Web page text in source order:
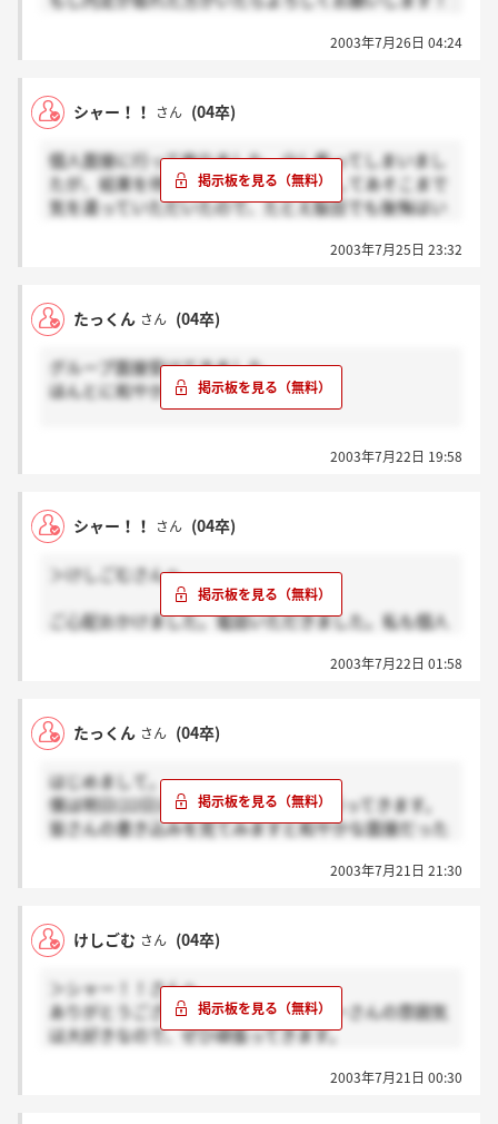
2003年7月26日 04:24
シャー！！ さん (04卒)
個人面接に行って参りました。少し焦ってしまいまし
たが、結果を待つのみです。学生に対してあそこまで
気を遣っていただいたので、たとえ駄目でも後悔はい
2003年7月25日 23:32
たっくん さん (04卒)
グループ面接受けてきました。
ほんとに和やかな雰囲気でした。
2003年7月22日 19:58
シャー！！ さん (04卒)
＞けしごむさんへ
ご心配おかけました。電話いただきました。私も個人
はいったいどんな具合なんでしょう？とにかく頑張る
えるよう頑張りましょう！！！
2003年7月22日 01:58
たっくん さん (04卒)
はじめまして。
僕は明日(22日)にグループ面接受けに行ってきます。
皆さんの書き込みを見てみますと和やかな面接だった
ぜひ入社したいと思ってる会社なので頑張ってきま
＞シャー！！さんへ
僕の携帯には2回電話来ましたがどちらも非通知での
電話でした。
ちなみに2回目は今日の夜かかってきました。祝日な
2003年7月21日 21:30
けしごむ さん (04卒)
＞シャー！！さんへ
ありがとうございます。私もキョーエーさんの雰囲気
は大好きなので、ぜひ頑張ってきます。
ぜんぜん失礼にはならないと思いますよ。2003年7月21日 00:30